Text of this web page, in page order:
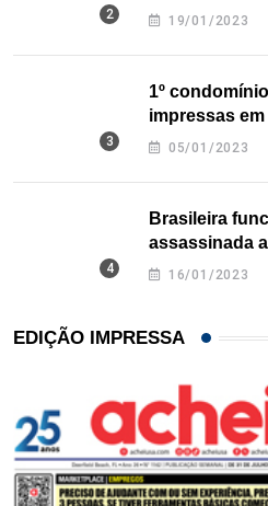
nos EUA
19/01/2023
1º
impressas
Texas
05/01/2023
Brasileira
assassinada
16/01/2023
EDIÇÃO IMPRESSA